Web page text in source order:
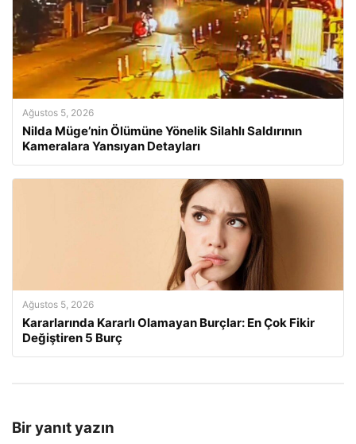
Ağustos 5, 2026
Nilda Müge’nin Ölümüne Yönelik Silahlı Saldırının
Kameralara Yansıyan Detayları
Ağustos 5, 2026
Kararlarında Kararlı Olamayan Burçlar: En Çok Fikir
Değiştiren 5 Burç
Bir yanıt yazın